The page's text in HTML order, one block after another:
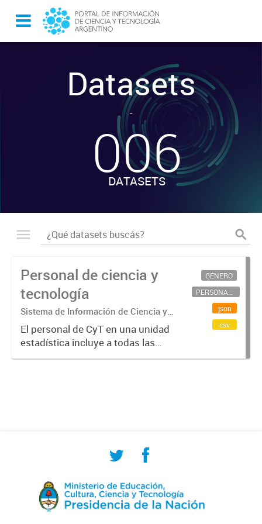
Datasets
-
006
DATASETS
Personal de ciencia y
tecnología
Sistema de Información de Ciencia y
Tecnología Argentino (SICYTAR)
El personal de CyT en una unidad
estadística incluye a todas las
personas involucradas
GÉNERO
PERSONAL CIENTÍFICO-TECNOLÓGICO
json
csv